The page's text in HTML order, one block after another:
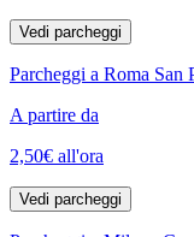
Vedi parcheggi
Parcheggi a Roma San
A partire da
2,50€ all'ora
Vedi parcheggi